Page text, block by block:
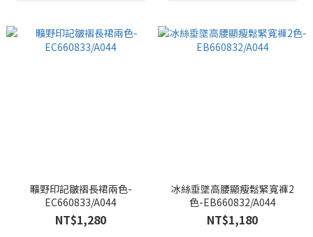
曠野印記皺褶長裙兩色-
EC660833/A044
NT$1,280
冰絲垂墜高腰顯瘦鬆緊寬褲2
色-EB660832/A044
NT$1,180